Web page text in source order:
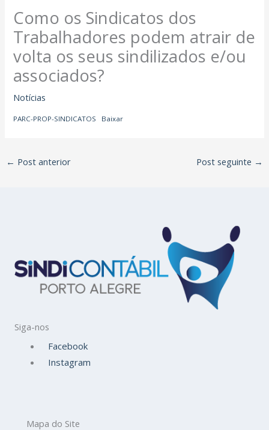
Como os Sindicatos dos
Trabalhadores podem atrair de
volta os seus sindilizados e/ou
associados?
Notícias
PARC-PROP-SINDICATOS Baixar
← Post anterior Post seguinte →
Siga-nos
Facebook
Instagram
Mapa do Site